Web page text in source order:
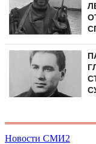
Новости СМИ2